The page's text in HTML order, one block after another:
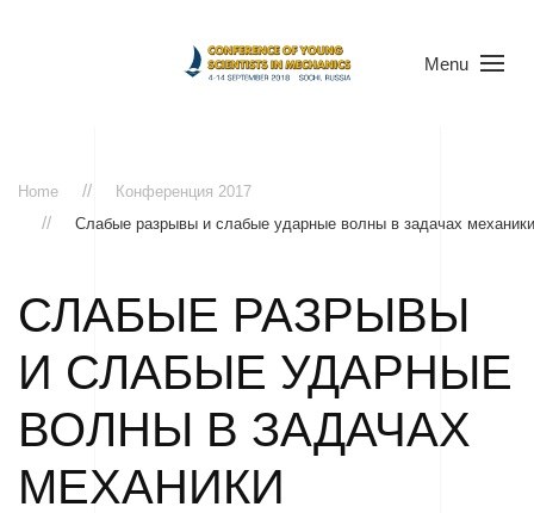
Menu
Home
Конференция 2017
Слабые разрывы и слабые ударные волны в задачах
СЛАБЫЕ РАЗРЫВЫ
И СЛАБЫЕ УДАРНЫЕ
ВОЛНЫ В ЗАДАЧАХ
МЕХАНИКИ